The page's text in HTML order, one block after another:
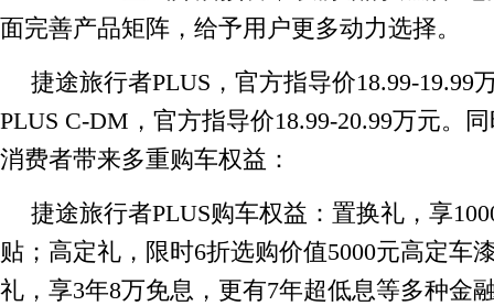
面完善产品矩阵，给予用户更多动力选择。
捷途旅行者PLUS，官方指导价18.99-19.99
PLUS C-DM，官方指导价18.99-20.99万元。
消费者带来多重购车权益：
捷途旅行者PLUS购车权益：置换礼，享
贴；高定礼，限时6折选购价值5000元高定车
礼，享3年8万免息，更有7年超低息等多种金